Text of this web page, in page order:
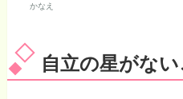
かなえ
自立の星がない